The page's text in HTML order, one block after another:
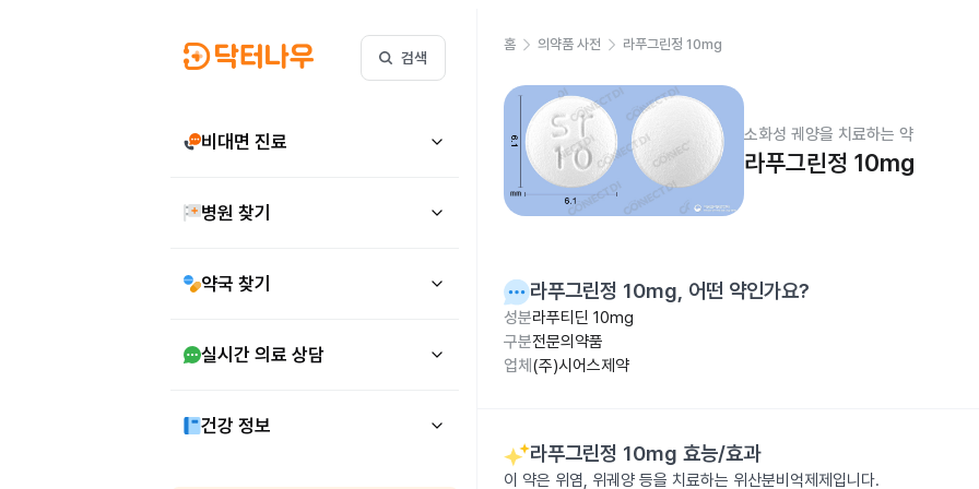
검색
비대면 진료
병원 찾기
약국 찾기
실시간 의료 상담
건강 정보
홈 의약품 사전 라푸그린정 10mg
소화성 궤양을 치료하는 약
라푸그린정 10mg
라푸그린정 10mg, 어떤 약인가요?
성분라푸티딘 10mg
구분전문의약품
업체 (주)시어스제약
라푸그린정 10mg 효능/효과
이 약은 위염, 위궤양 등을 치료하는 위산분비억제제입니다.